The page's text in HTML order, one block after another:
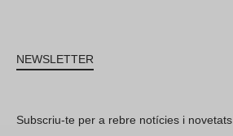
NEWSLETTER
Subscriu-te per a rebre notícies i novetats.